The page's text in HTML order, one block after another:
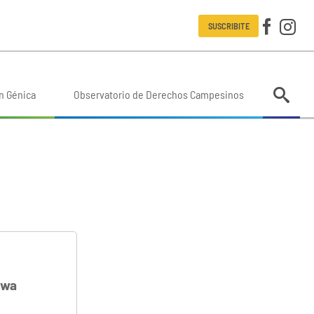
SUSCRIBITE
Génica Observatorio de Derechos Campesinos